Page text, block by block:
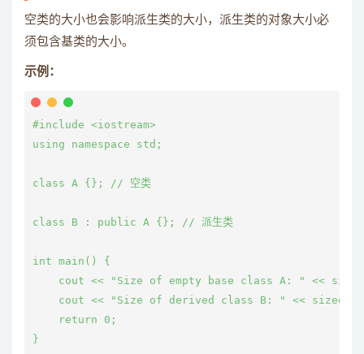
空类的大小也会影响派生类的大小，派生类的对象大小必
须包含基类的大小。
示例：
#include <iostream>
using namespace std;
class A {}; // 空类
class B : public A {}; // 派生类
int main() {
cout << "Size of empty base class A: " <<
cout << "Size of derived class B: " <<
    return 0;